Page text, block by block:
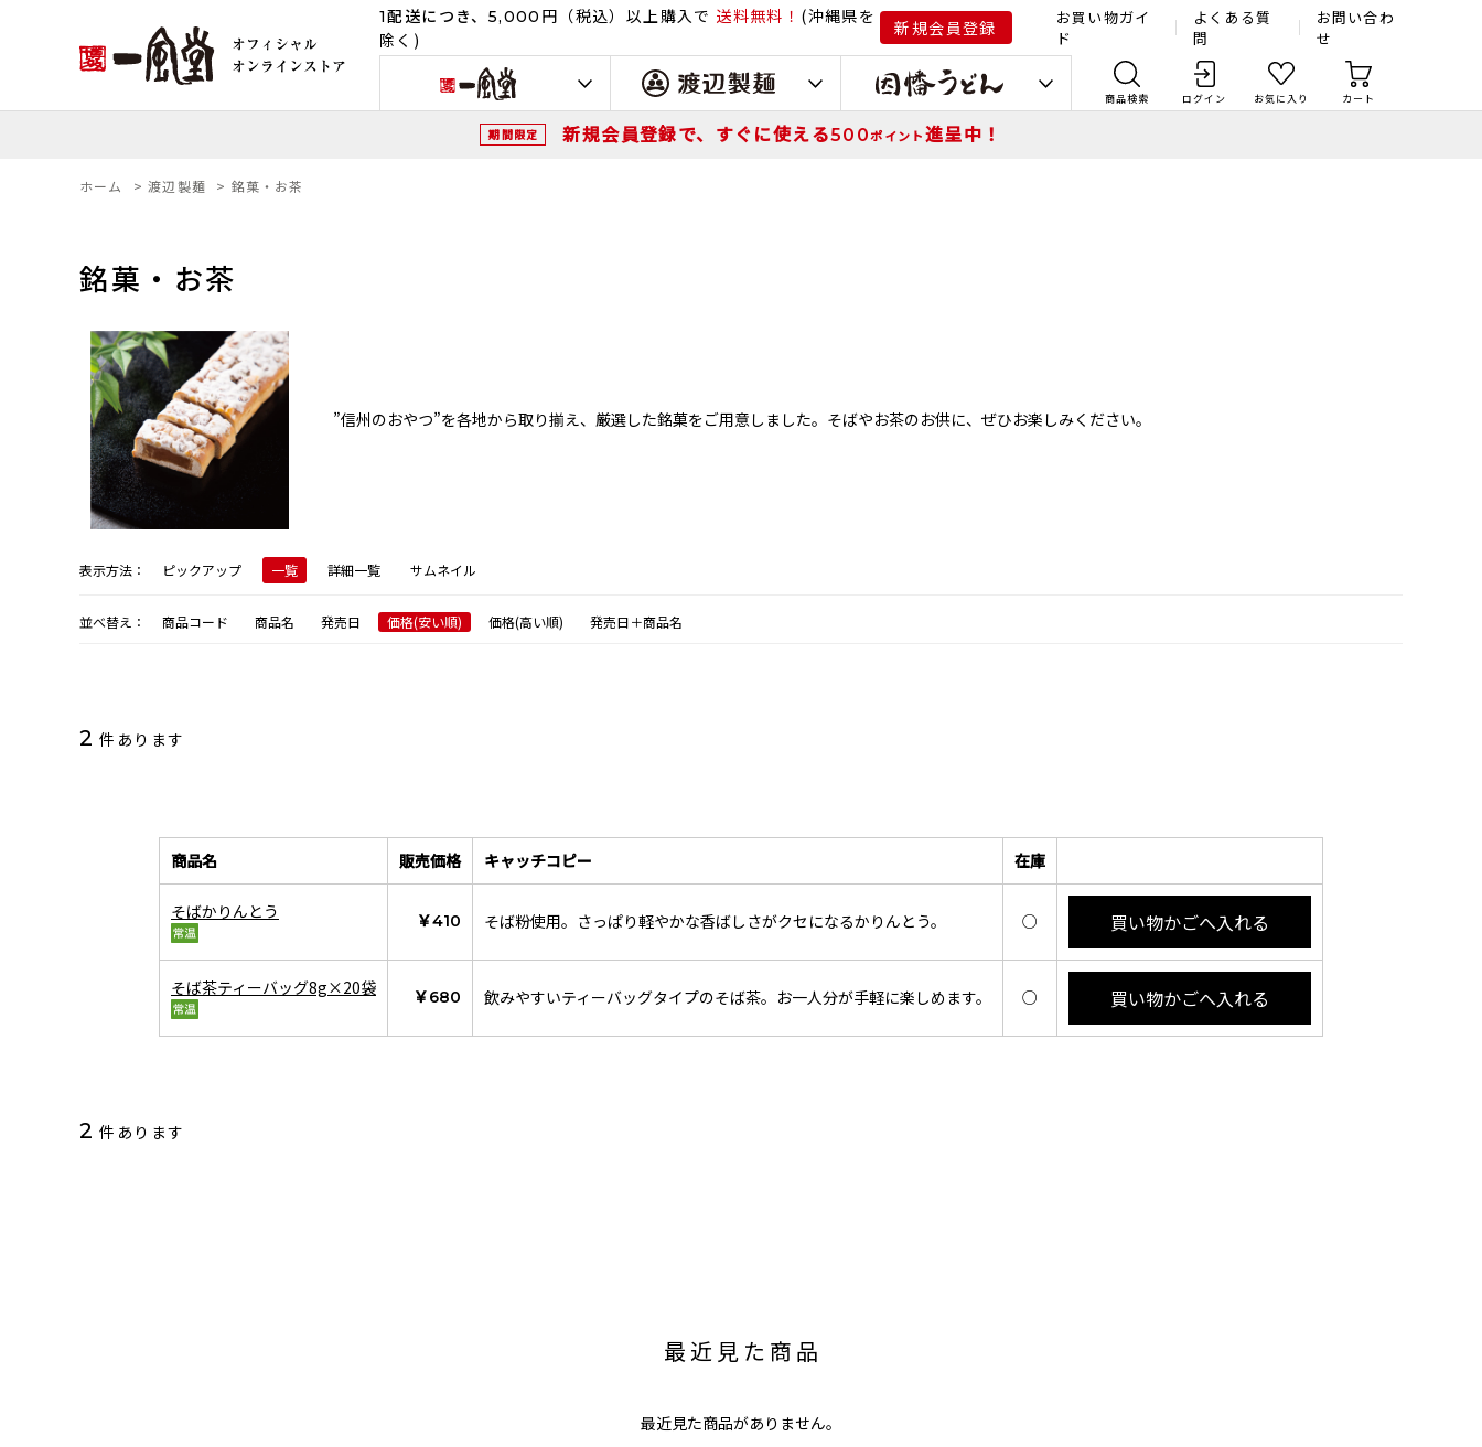
1配送につき、5,000 円（税込） 以上購入で 送料無料！ (沖縄県を
除く)
新規会員登録
お買い物ガイ
ド
よくある質
問
お問い合わ
せ
商品検索 ログイン お気に入り カート
期間限定 新規会員登録で、すぐに使える500ポイント進呈中！
ホーム >渡辺製麺 > 銘菓・お茶
銘菓・お茶
”信州のおやつ”を各地から取り揃え、厳選した銘菓をご用意しました。そばやお茶のお供に、ぜひお楽しみください。
表示方法： ピックアップ 一覧 詳細一覧 サムネイル
並べ替え： 商品コード 商品名 発売日 価格(安い順) 価格(高い順) 発売日＋商品名
2 件あります
商品名 販売価格 キャッチコピー 在庫
そばかりんとう ￥410 そば粉使用。さっぱり軽やかな香ばしさがクセになるかりんとう。 ○ 買い物かごへ入れる
そば茶ティーバッグ8g×20袋 ￥680 飲みやすいティーバッグタイプのそば茶。お一人分が手軽に楽しめます。 ○ 買い物かごへ入れる
2 件あります
最近見た商品
最近見た商品がありません。